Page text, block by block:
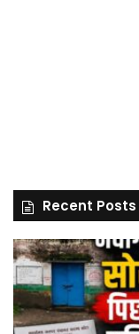
Recent Posts